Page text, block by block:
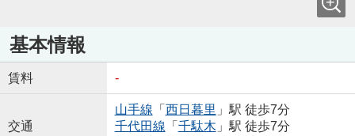
基本情報
賃料 -
交通
山手線 「 西日暮里 」駅 徒歩7分
千代田線 「 千駄木 」駅 徒歩7分